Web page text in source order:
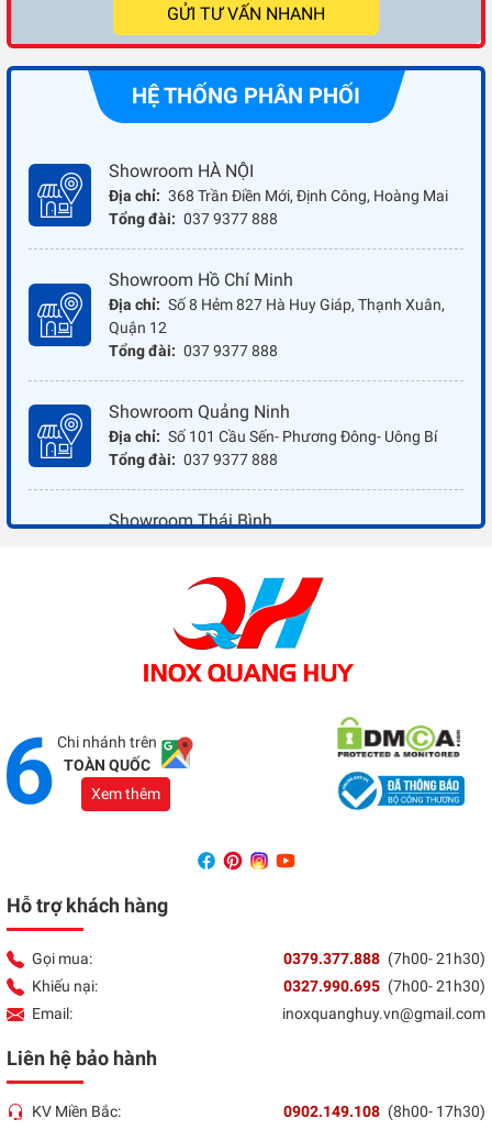
GỬI TƯ VẤN NHANH
HỆ THỐNG PHÂN PHỐI
Showroom HÀ NỘI
Địa chỉ: 368 Trần Điền Mới, Định Công, Hoàng Mai
Tổng đài: 037 9377 888
Showroom Hồ Chí Minh
Địa chỉ: Số 8 Hẻm 827 Hà Huy Giáp, Thạnh Xuân,
Quận 12
Tổng đài: 037 9377 888
Showroom Quảng Ninh
Địa chỉ: Số 101 Cầu Sến- Phương Đông- Uông Bí
Tổng đài: 037 9377 888
Showroom Thái Bình
037 9377 888
Showroom Đồng Nai
Địa chỉ: 1066 - QL 51 Tổ 3- Ấp Đồng- Phước Tân-
Chi nhánh trên
TOÀN QUỐC
Xem thêm
Hỗ trợ khách hàng
Gọi mua: 0379.377.888 (7h00- 21h30)
Khiếu nại:
0327.990.695 (7h00- 21h30)
Email:
inoxquanghuy.vn@gmail.com
Liên hệ bảo hành
KV Miền Bắc: 0902.149.108 (8h00- 17h30)